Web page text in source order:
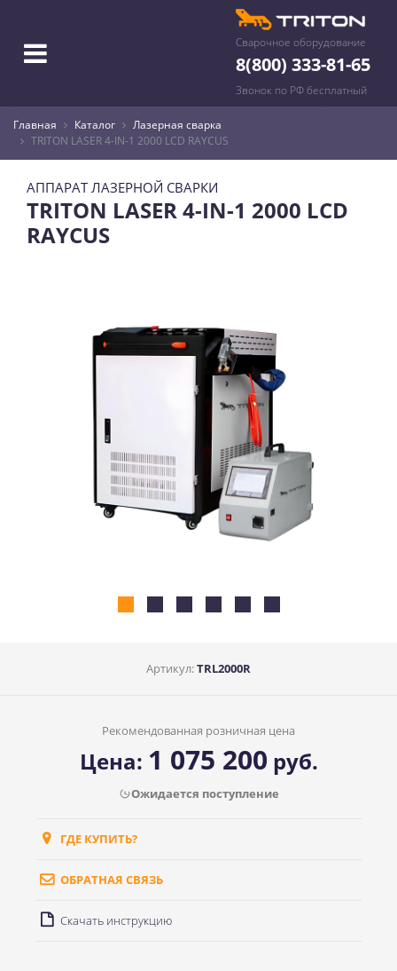
Сварочное оборудование
8(800) 333-81-65
Звонок по РФ бесплатный
Главная Каталог
Лазерная сварка
TRITON LASER 4-IN-1 2000 LCD RAYCUS
АППАРАТ ЛАЗЕРНОЙ СВАРКИ
TRITON LASER 4-IN-1 2000 LCD
RAYCUS
Артикул:TRL2000R
Рекомендованная розничная цена
Цена: 1 075 200 руб.
Ожидается поступление
ГДЕ КУПИТЬ?
ОБРАТНАЯ СВЯЗЬ
Скачать инструкцию